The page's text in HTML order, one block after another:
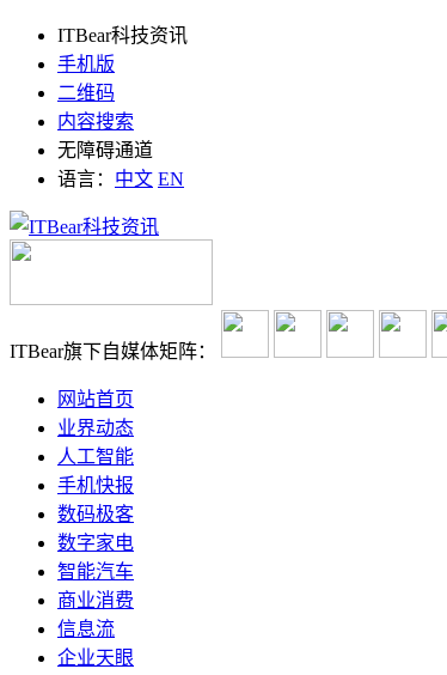
ITBear科技资讯
手机版
二维码
内容搜索
无障碍通道
语言： 中文 EN
ITBear旗下自媒体矩阵：
网站首页
业界动态
人工智能
手机快报
数码极客
数字家电
智能汽车
商业消费
信息流
企业天眼